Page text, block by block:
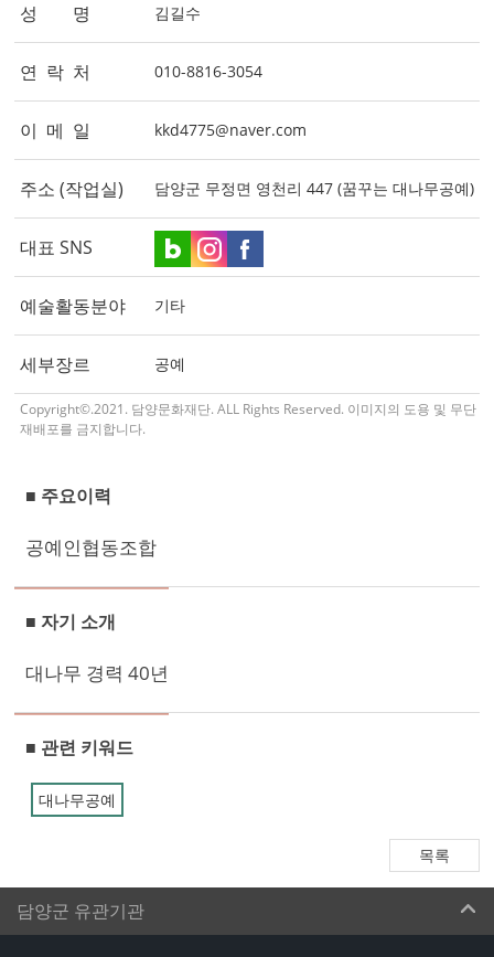
성 명 김길수
연 락 처 010-8816-3054
이 메 일 kkd4775@naver.com
주소 (작업실) 담양군 무정면 영천리 447 (꿈꾸는 대나무공예)
대표 SNS
예술활동분야 기타
세부장르 공예
Copyright©.2021. 담양문화재단. ALL Rights Reserved. 이미지의 도용 및 무단
재배포를 금지합니다.
■ 주요이력
공예인협동조합
■ 자기 소개
대나무 경력 40년
■ 관련 키워드
대나무공예
목록
담양군 유관기관